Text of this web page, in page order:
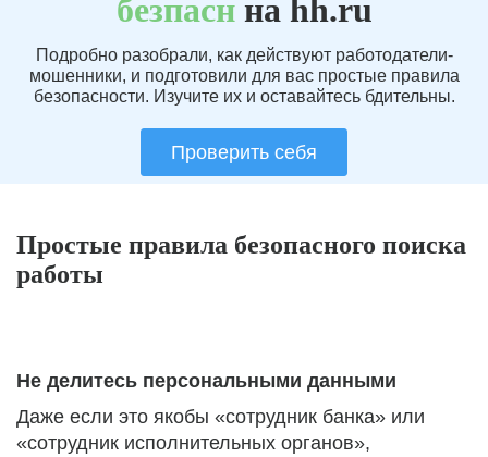
безпаснна hh.ru
Подробно разобрали, как действуют работодатели-
мошенники, и подготовили для вас простые правила
безопасности. Изучите их и оставайтесь бдительны.
Проверить себя
Простые правила безопасного поиска
работы
Не делитесь персональными данными
Даже если это якобы «сотрудник банка» или
«сотрудник исполнительных органов»,